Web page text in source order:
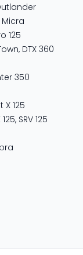
Micra
125
, DTX 360
350
X 125
125, SRV 125